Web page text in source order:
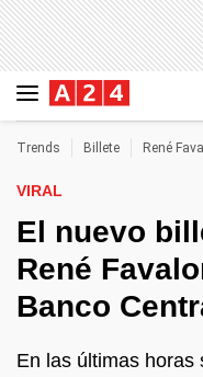
Trends Billete René
VIRAL
El nuevo
René
Banco
En las últimas horas